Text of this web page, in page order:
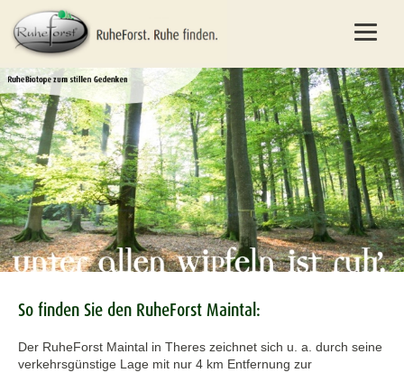
So finden Sie den RuheForst Maintal:
Der RuheForst Maintal in Theres zeichnet sich u. a. durch seine
verkehrsgünstige Lage mit nur 4 km Entfernung zur